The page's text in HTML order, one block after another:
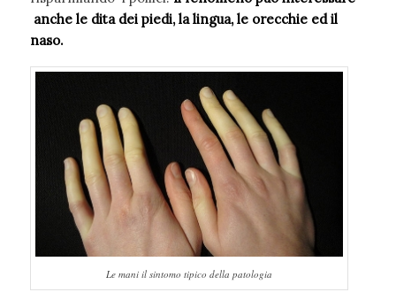
anche le dita dei piedi, la lingua, le orecchie ed il
naso.
Le mani il sintomo tipico della patologia